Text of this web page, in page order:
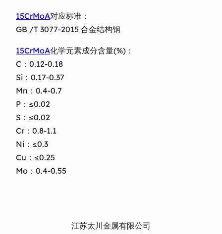
15CrMoA对应标准：
GB /T 3077-2015 合金结构钢
15CrMoA化学元素成分含量(%)：
C：0.12-0.18
Si：0.17-0.37
Mn：0.4-0.7
P：≤0.02
S：≤0.02
Cr：0.8-1.1
Ni：≤0.3
Cu：≤0.25
Mo：0.4-0.55
江苏太川金属有限公司